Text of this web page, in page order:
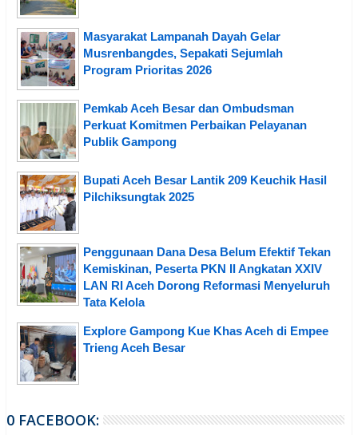
Masyarakat Lampanah Dayah Gelar
Musrenbangdes, Sepakati Sejumlah
Program Prioritas 2026
Pemkab Aceh Besar dan Ombudsman
Perkuat Komitmen Perbaikan Pelayanan
Publik Gampong
Bupati Aceh Besar Lantik 209 Keuchik Hasil
Pilchiksungtak 2025
Penggunaan Dana Desa Belum Efektif Tekan
Kemiskinan, Peserta PKN II Angkatan XXIV
LAN RI Aceh Dorong Reformasi Menyeluruh
Tata Kelola
Explore Gampong Kue Khas Aceh di Empee
Trieng Aceh Besar
0 FACEBOOK: